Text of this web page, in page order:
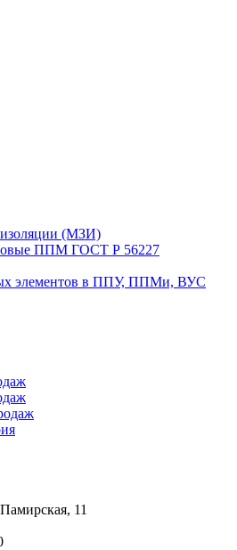
изоляции (МЗИ)
ППМ ГОСТ Р 56227
элементов в ППУ, ППМи, ВУС
11